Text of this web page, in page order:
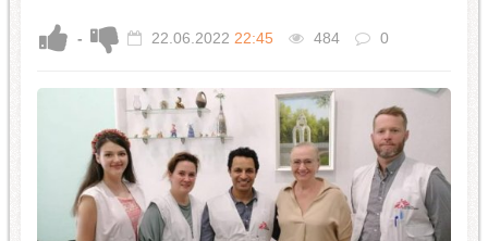
- 22.06.2022 22:45 484 0